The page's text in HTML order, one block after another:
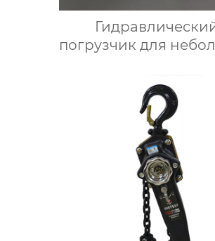
погрузчик для
самосвал